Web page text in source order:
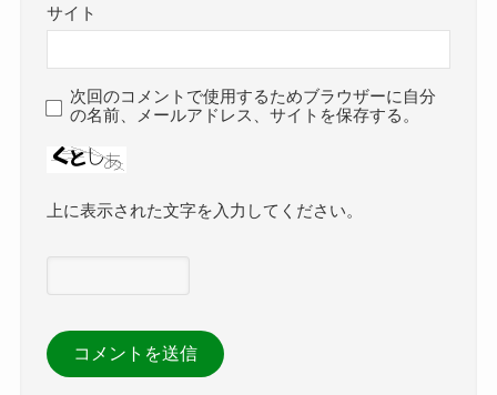
サイト
次回のコメントで使用するためブラウザーに自分
の名前、メールアドレス、サイトを保存する。
上に表示された文字を入力してください。